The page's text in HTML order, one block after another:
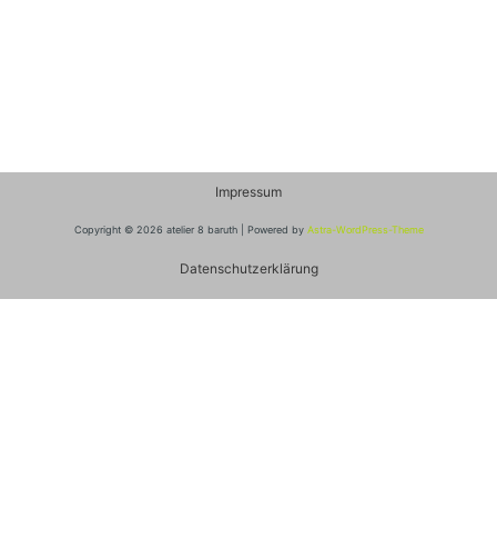
Impressum
Copyright © 2026 atelier 8 baruth | Powered by Astra-WordPress-Theme
Datenschutzerklärung